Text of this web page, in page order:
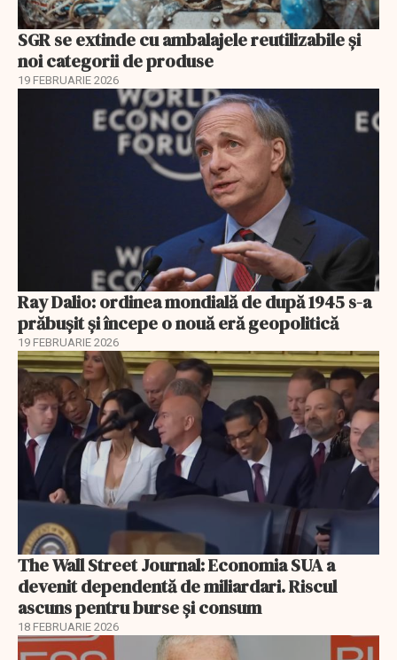
SGR se extinde cu ambalajele reutilizabile și
noi categorii de produse
19 FEBRUARIE 2026
Ray Dalio: ordinea mondială de după 1945 s-a
prăbușit și începe o nouă eră geopolitică
19 FEBRUARIE 2026
The Wall Street Journal: Economia SUA a
devenit dependentă de miliardari. Riscul
ascuns pentru burse și consum
18 FEBRUARIE 2026
EXCLUSIV